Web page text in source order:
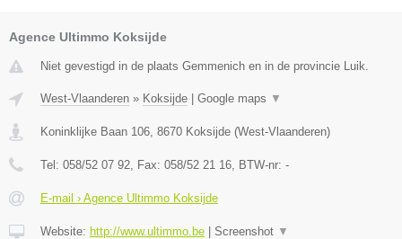
Agence Ultimmo Koksijde
Niet gevestigd in de plaats Gemmenich en in de provincie Luik.
West-Vlaanderen » Koksijde | Google maps ▼
Koninklijke Baan 106 8670 Koksijde (West-Vlaanderen)
Tel: 058/52 07 92 , Fax: 058/52 21 16 , BTW-nr: -
E-mail › Agence Ultimmo Koksijde
Website: http://www.ultimmo.be | Screenshot ▼